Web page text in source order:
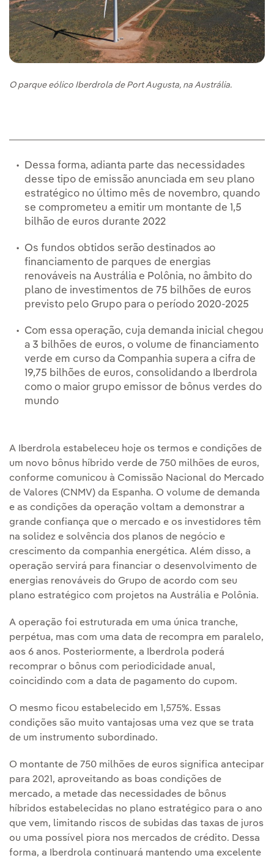
O parque eólico Iberdrola de Port Augusta, na Austrália.
Dessa forma, adianta parte das necessidades
desse tipo de emissão anunciada em seu plano
estratégico no último mês de novembro, quando
se comprometeu a emitir um montante de 1,5
bilhão de euros durante 2022
Os fundos obtidos serão destinados ao
financiamento de parques de energias
renováveis na Austrália e Polônia, no âmbito do
plano de investimentos de 75 bilhões de euros
previsto pelo Grupo para o período 2020-2025
Com essa operação, cuja demanda inicial chegou
a 3 bilhões de euros, o volume de financiamento
verde em curso da Companhia supera a cifra de
19,75 bilhões de euros, consolidando a Iberdrola
como o maior grupo emissor de bônus verdes do
mundo
A Iberdrola estabeleceu hoje os termos e condições de
um novo bônus híbrido verde de 750 milhões de euros,
conforme comunicou à Comissão Nacional do Mercado
de Valores (CNMV) da Espanha. O volume de demanda
e as condições da operação voltam a demonstrar a
grande confiança que o mercado e os investidores têm
na solidez e solvência dos planos de negócio e
crescimento da companhia energética. Além disso, a
operação servirá para financiar o desenvolvimento de
energias renováveis do Grupo de acordo com seu
plano estratégico com projetos na Austrália e Polônia.
A operação foi estruturada em uma única tranche,
perpétua, mas com uma data de recompra em paralelo,
aos 6 anos. Posteriormente, a Iberdrola poderá
recomprar o bônus com periodicidade anual,
coincidindo com a data de pagamento do cupom.
O mesmo ficou estabelecido em 1,575%. Essas
condições são muito vantajosas uma vez que se trata
de um instrumento subordinado.
O montante de 750 milhões de euros significa antecipar
para 2021, aproveitando as boas condições de
mercado, a metade das necessidades de bônus
híbridos estabelecidas no plano estratégico para o ano
que vem, limitando riscos de subidas das taxas de juros
ou uma possível piora nos mercados de crédito. Dessa
forma, a Iberdrola continuará mantendo uma excelente